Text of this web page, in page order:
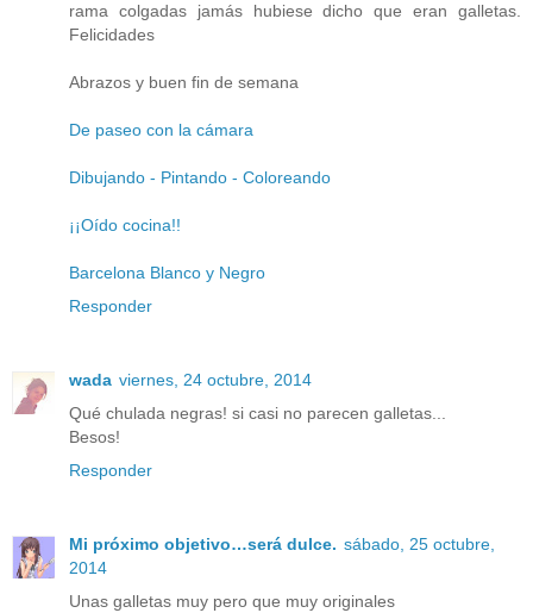
rama colgadas jamás hubiese dicho que eran galletas.
Felicidades
Abrazos y buen fin de semana
De paseo con la cámara
Dibujando - Pintando - Coloreando
¡¡Oído cocina!!
Barcelona Blanco y Negro
Responder
wada viernes, 24 octubre, 2014
Qué chulada negras! si casi no parecen galletas...
Besos!
Responder
Mi próximo objetivo…será dulce. sábado, 25 octubre,
2014
Unas galletas muy pero que muy originales